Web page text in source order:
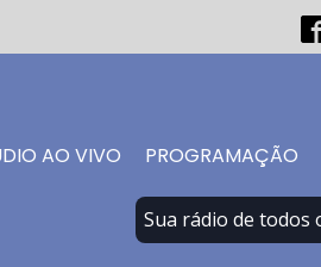
vivo
AO VIVO PROGRAMAÇÃO
Sua rádio de todos